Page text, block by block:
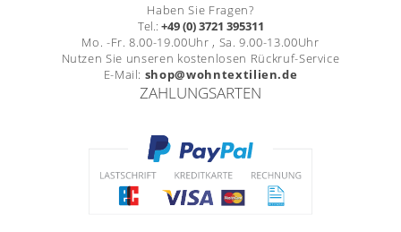
Haben Sie Fragen?
Tel.: +49 (0) 3721 395311
Mo. -Fr. 8.00-19.00Uhr , Sa. 9.00-13.00Uhr
Nutzen Sie unseren kostenlosen Rückruf-Service
E-Mail: shop@wohntextilien.de
ZAHLUNGSARTEN